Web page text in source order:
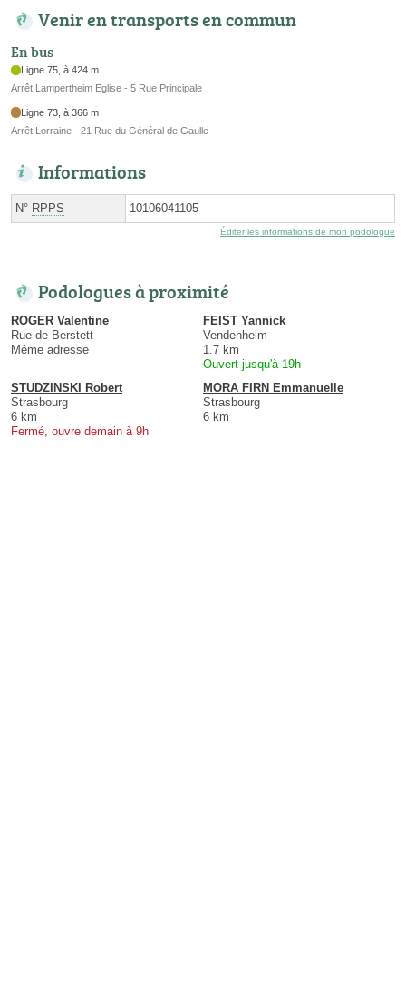
Venir en transports en commun
En bus
Ligne 75, à 424 m
Arrêt Lampertheim Eglise - 5 Rue Principale
Ligne 73, à 366 m
Arrêt Lorraine - 21 Rue du Général de Gaulle
Informations
N° RPPS 10106041105
Éditer les informations de mon podologue
Podologues à proximité
ROGER Valentine
Rue de Berstett
Même adresse
FEIST Yannick
Vendenheim
1.7 km
Ouvert jusqu'à 19h
STUDZINSKI Robert
Strasbourg
6 km
Fermé, ouvre demain à 9h
MORA FIRN Emmanuelle
Strasbourg
6 km